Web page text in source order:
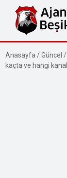
Anasayfa /Güncel /
kaçta ve hangi